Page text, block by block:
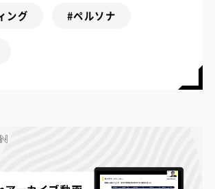
ング #ペルソナ